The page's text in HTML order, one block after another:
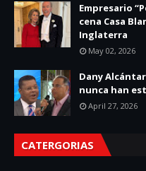
Empresario
cena Casa
Inglaterra
May 02, 2026
Dany
nunca han
April 27, 2026
CATERGORIAS